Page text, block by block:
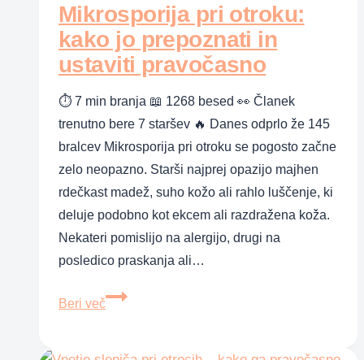
redko
pomislimo
Mikrosporija pri otroku:
kako jo prepoznati in
ustaviti pravočasno
⏱ 7 min branja 📖 1268 besed 👀 Članek
trenutno bere 7 staršev 🔥 Danes odprlo že 145
bralcev Mikrosporija pri otroku se pogosto začne
zelo neopazno. Starši najprej opazijo majhen
rdečkast madež, suho kožo ali rahlo luščenje, ki
deluje podobno kot ekcem ali razdražena koža.
Nekateri pomislijo na alergijo, drugi na
posledico praskanja ali…
Beri več
Mikrosporija